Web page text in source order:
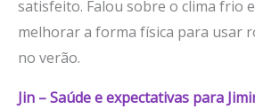
satisfeito. Falou sobre o clima frio
melhorar a forma física para usar
no verão.
Jin – Saúde e expectativas para